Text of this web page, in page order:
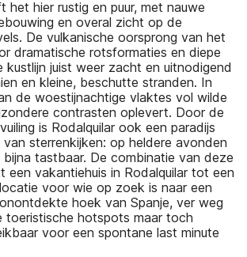
het hier rustig en puur, met nauwe
en overal zicht op de
De vulkanische oorsprong van het
dramatische rotsformaties en diepe
kustlijn juist weer zacht en uitnodigend
en kleine, beschutte stranden. In
de woestijnachtige vlaktes vol wilde
contrasten oplevert. Door de
is Rodalquilar ook een paradijs
sterrenkijken: op heldere avonden
tastbaar. De combinatie van deze
een vakantiehuis in Rodalquilar tot een
voor wie op zoek is naar een
hoek van Spanje, ver weg
toeristische hotspots maar toch
voor een spontane last minute